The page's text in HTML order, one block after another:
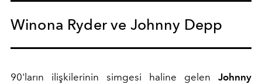
Winona Ryder ve Johnny Depp
90'ların ilişkilerinin simgesi haline gelen Johnny